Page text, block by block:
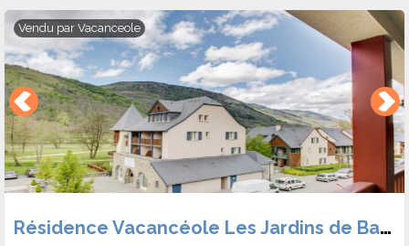
Vendu par Vacanceole
Résidence Vacancéole Les Jardins de Balnéa